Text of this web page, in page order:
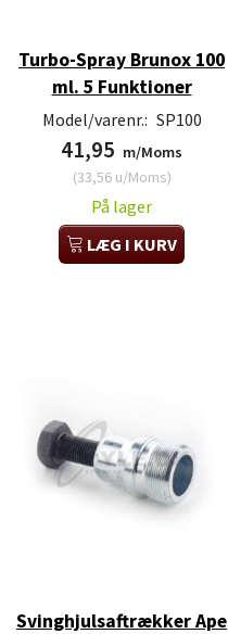
Turbo-Spray Brunox 100
ml. 5 Funktioner
Model/varenr.: SP100
41,95 m/Moms
(33,56u/Moms)
På lager
LÆG I KURV
Svinghjulsaftrækker Ape